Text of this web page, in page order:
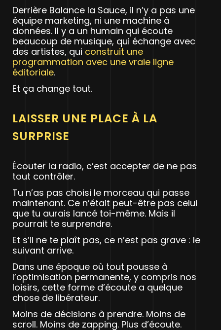
Derrière Balance la Sauce, il n’y a pas une
équipe marketing, ni une machine à
données. Il y a un humain qui écoute
beaucoup de musique, qui échange avec
des artistes, qui construit une
programmation avec une vraie ligne
éditoriale.
Et ça change tout.
LAISSER UNE PLACE À LA
SURPRISE
Écouter la radio, c’est accepter de ne pas
tout contrôler.
Tu n’as pas choisi le morceau qui passe
maintenant. Ce n’était peut-être pas celui
que tu aurais lancé toi-même. Mais il
pourrait te surprendre.
Et s’il ne te plaît pas, ce n’est pas grave : le
suivant arrive.
Dans une époque où tout pousse à
l’optimisation permanente, y compris nos
loisirs, cette forme d’écoute a quelque
chose de libérateur.
Moins de décisions à prendre. Moins de
scroll. Moins de zapping. Plus d’écoute.